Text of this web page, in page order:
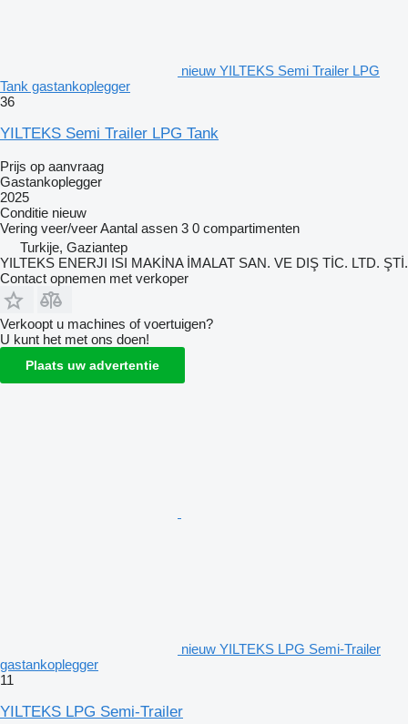
nieuw YILTEKS Semi Trailer LPG
Tank gastankoplegger
36
YILTEKS Semi Trailer LPG Tank
Prijs op aanvraag
Gastankoplegger
2025
Conditie nieuw
Vering veer/veerAantal assen 3 0 compartimenten
Turkije, Gaziantep
YILTEKS ENERJI ISI MAKİNA İMALAT SAN. VE DIŞ TİC. LTD. ŞTİ.
Contact opnemen met verkoper
Verkoopt u machines of voertuigen?
U kunt het met ons doen!
Plaats uw advertentie
nieuw YILTEKS LPG Semi-Trailer
gastankoplegger
11
YILTEKS LPG Semi-Trailer